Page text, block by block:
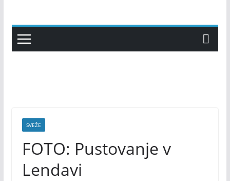
content
SVEŽE
FOTO: Pustovanje v
Lendavi